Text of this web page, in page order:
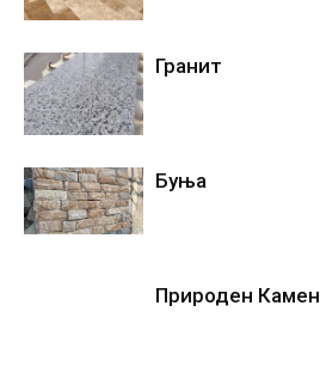
Гранит
Буња
Природен Камен